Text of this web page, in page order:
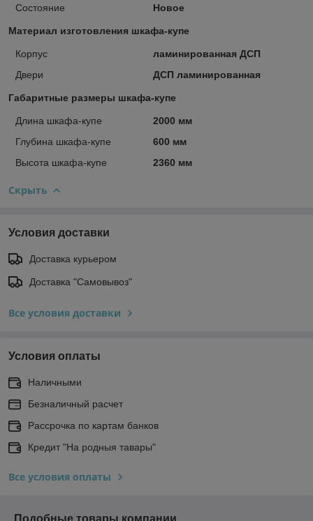
Состояние Новое
Материал изготовления шкафа-купе
Корпус
ламинированная ДСП
Двери
ДСП ламинированная
Габаритные размеры шкафа-купе
Длина шкафа-купе
2000 мм
Глубина шкафа-купе
600 мм
Высота шкафа-купе
2360 мм
Скрыть
Условия доставки
Доставка курьером
Доставка "Самовывоз"
Все условия доставки
Условия оплаты
Наличными
Безналичный расчет
Рассрочка по картам банков
Кредит "На родныя тавары"
Все условия оплаты
Подобные товары компании